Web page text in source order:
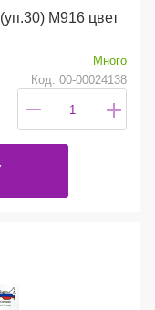
М916 цвет
Много
Код: 00-00024138